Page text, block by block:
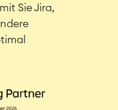
Sie Jira,